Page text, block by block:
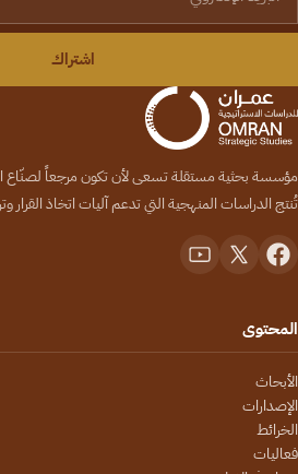
اشتراك
مؤسسة بحثية مستقلة تسعى لأن تكون مرجعاً لصنّاع
تُنتج الدراسات المنهجية التي تدعم آليات اتخاذ القرار
المحتوى
الأبحاث
الإصدارات
الخرائط
فعاليات